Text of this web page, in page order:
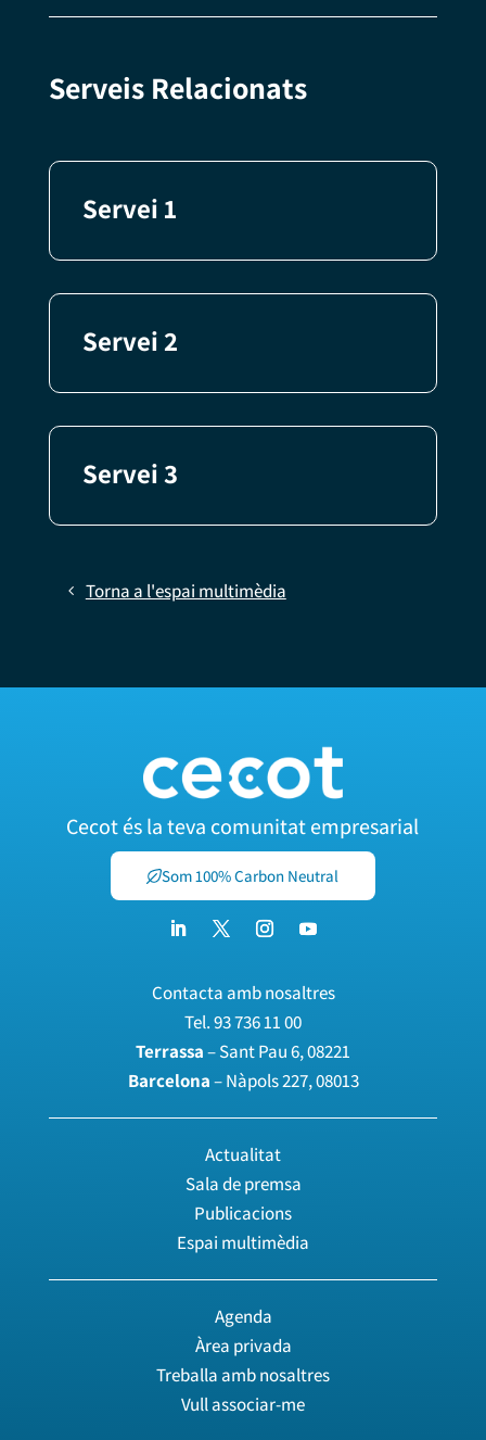
Serveis Relacionats
Servei 1
Servei 2
Servei 3
Torna a l'espai multimèdia
Cecot és la teva comunitat empresarial
Som 100% Carbon Neutral
Contacta amb nosaltres
Tel.93 736 11 00
Terrassa– Sant Pau 6, 08221
Barcelona– Nàpols 227, 08013
Actualitat
Sala de premsa
Publicacions
Espai multimèdia
Agenda
Àrea privada
Treballa amb nosaltres
Vull associar-me